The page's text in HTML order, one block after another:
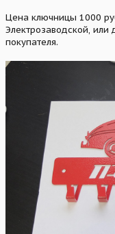
Цена ключницы 1000
Электрозаводской, или
покупателя.